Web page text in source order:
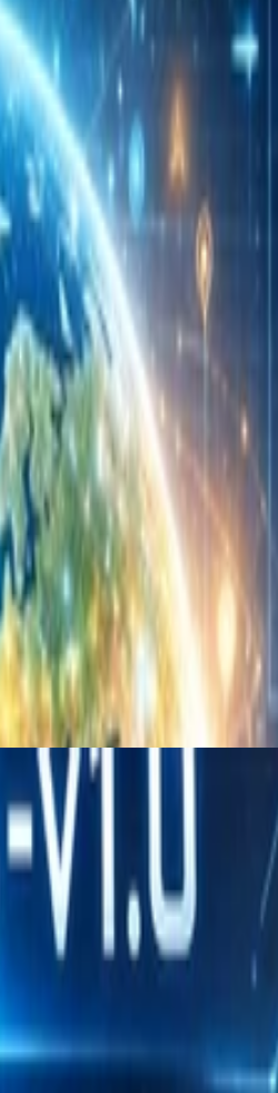
要侧重搭建和上手，仅对已有数